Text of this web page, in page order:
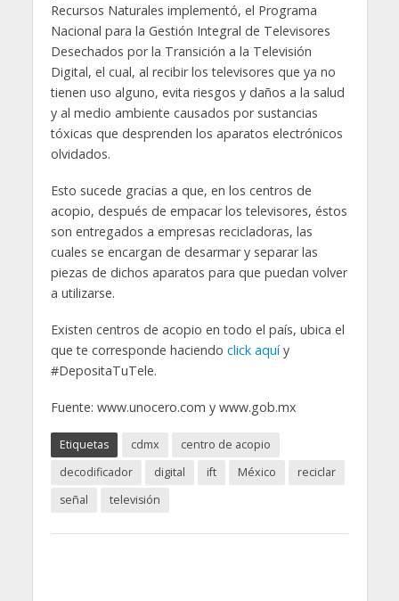
Recursos Naturales implementó, el Programa
Nacional para la Gestión Integral de Televisores
Desechados por la Transición a la Televisión
Digital, el cual, al recibir los televisores que ya no
tienen uso alguno, evita riesgos y daños a la salud
y al medio ambiente causados por sustancias
tóxicas que desprenden los aparatos electrónicos
olvidados.
Esto sucede gracias a que, en los centros de
acopio, después de empacar los televisores, éstos
son entregados a empresas recicladoras, las
cuales se encargan de desarmar y separar las
piezas de dichos aparatos para que puedan volver
a utilizarse.
Existen centros de acopio en todo el país, ubica el
que te corresponde haciendo click aquíy
#DepositaTuTele.
Fuente: www.unocero.com y www.gob.mx
Etiquetas cdmx
centro de acopio
decodificador
digital ift México
reciclar
señal
televisión